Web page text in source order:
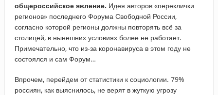
общероссийское явление. Идея авторов «переклички
регионов» последнего Форума Свободной России,
согласно которой регионы должны повторять всё за
столицей, в нынешних условиях более не работает.
Примечательно, что из-за коронавируса в этом году не
состоялся и сам Форум…
Впрочем, перейдем от статистики к социологии. 79%
россиян, как выяснилось, не верят в жуткую угрозу